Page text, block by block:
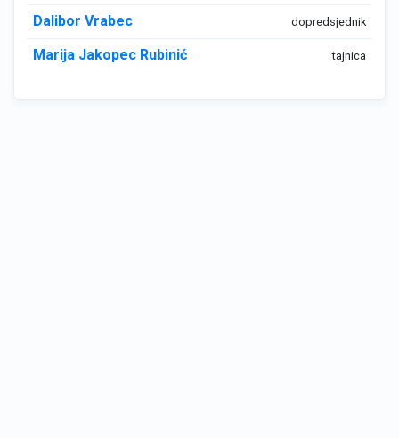
Dalibor Vrabec dopredsjednik
Marija Jakopec Rubinić tajnica